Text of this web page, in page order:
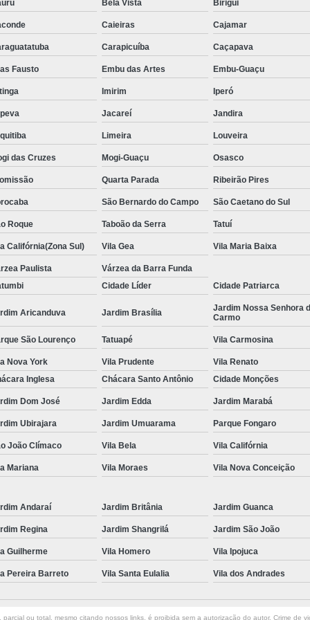
Locação de Toalha de Rosto
Locação de Toalha de Rosto e Banho
Locação de Toalha de Rosto para Salão
Locação de Toalha de Rosto São
Locação de Toalha Rosto Branca
Aluguel de Toalha Industrial Virgem
Aluguel de Toalha para Salão de Beleza
Locação de Toalha Industrial
Locação de Toalha Industrial Nova
Locação de Toalha Industrial Relavada
Locação de Toalha para Salão de Beleza
Manta Absorvente Azul
Manta Absorvente Industrial
Manta Absorvente para Produtos
Manta de Absorção de Produtos
Manta para Absorção de óleo
Pano de Algodão para Limpeza Industrial
Pano de Limpeza Grande São Paulo
Pano de Limpeza São Paulo
Pano
Pano para Limpeza Industrial
Aluguel Toalha Industrial
Lavagem
Toalha Industrial Grande São Paulo
Toalha
Toalha Industrial Relavada
Toalha
Toalheiro
Toalheiro
Bela Vista Birigui
Caieiras Cajamar
Carapicuíba Caçapava
Fausto Embu das Artes Embu-Guaçu
Imirim Iperó
Jacareí Jandira
Limeira Louveira
das Cruzes Mogi-Guaçu Osasco
Quarta Parada Ribeirão Pires
São Bernardo do Campo São Caetano do Sul
Roque Taboão da Serra Tatuí
Califórnia(Zona Sul) Vila Gea Vila Maria Baixa
Paulista
Várzea da Barra Funda
Cidade Líder Cidade Patriarca
Aricanduva Jardim Brasília
Jardim Nossa Senhora
Carmo
São Lourenço Tatuapé Vila Carmosina
Nova York Vila Prudente Vila Renato
Inglesa Chácara Santo Antônio Cidade Monções
Dom José Jardim Edda Jardim Marabá
Ubirajara Jardim Umuarama Parque Fongaro
João Clímaco Vila Bela Vila Califórnia
Mariana Vila Moraes Vila Nova Conceição
Andaraí Jardim Britânia Jardim Guanca
Regina Jardim Shangrilá Jardim São João
Guilherme Vila Homero Vila Ipojuca
Pereira Barreto Vila Santa Eulalia
Vila dos Andrades
ou total, mesmo citando nossos links, é proibida sem a autorização do autor. Crime de